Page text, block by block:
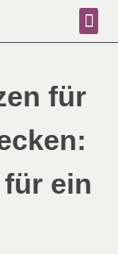
für
ein